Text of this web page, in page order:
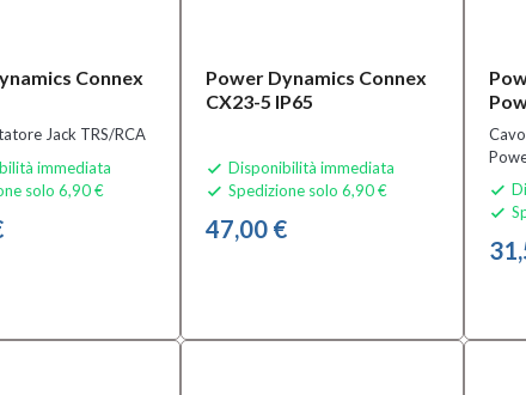
Connex
Jack TRS/RCA
immediata
solo 6,90 €
Power Dynamics Connex
CX23-5 IP65
 Disponibilità immediata
 Spedizione solo 6,90 €
47,00 €

